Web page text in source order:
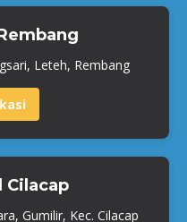
Leteh, Rembang
Cilacap
Gumilir, Kec. Cilacap